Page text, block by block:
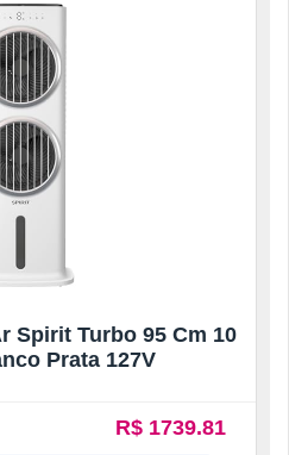
Spirit Turbo 95 Cm 10
Prata 127V
R$ 1739.81